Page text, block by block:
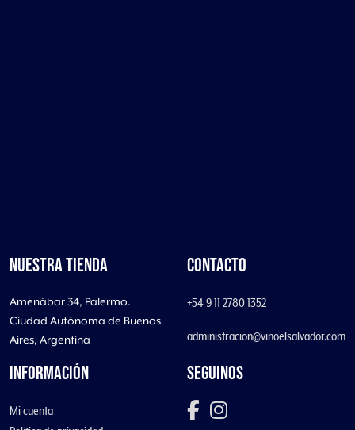
NUESTRA TIENDA
Amenábar 34, Palermo.
Ciudad Autónoma de Buenos
Aires, Argentina
CONTACTO
+54 9 11 2780 1352
administracion@vinoelsalvador.com
INFORMACIÓN
Mi cuenta
SEGUINOS